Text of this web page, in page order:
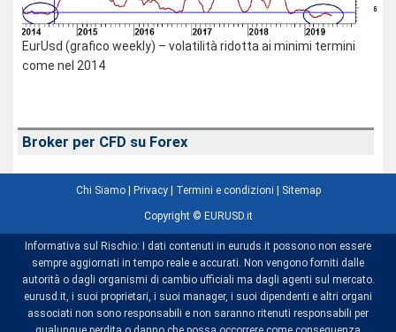
EurUsd (grafico weekly) – volatilità ridotta ai minimi termini
come nel 2014
Broker per CFD su Forex
Chi Siamo| Privacy| Termini e condizioni | Sitemap
Copyright © EURUSD.it
Informativa sul Rischio: I dati contenuti in euruds.it possono non essere
sempre aggiornati in tempo reale e accurati. Non vengono forniti dalle
autorità o dagli organismi di cambio ufficiali ma dagli agenti sul mercato.
eurusd.it, i suoi proprietari, i suoi manager, i suoi dipendenti e altri organi
associati non sono responsabili e non saranno ritenuti responsabili per